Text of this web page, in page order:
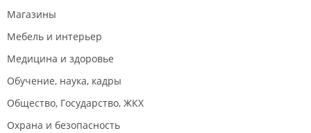
Магазины
Мебель и интерьер
Медицина и здоровье
Обучение, наука, кадры
Общество, Государство, ЖКХ
Охрана и безопасность